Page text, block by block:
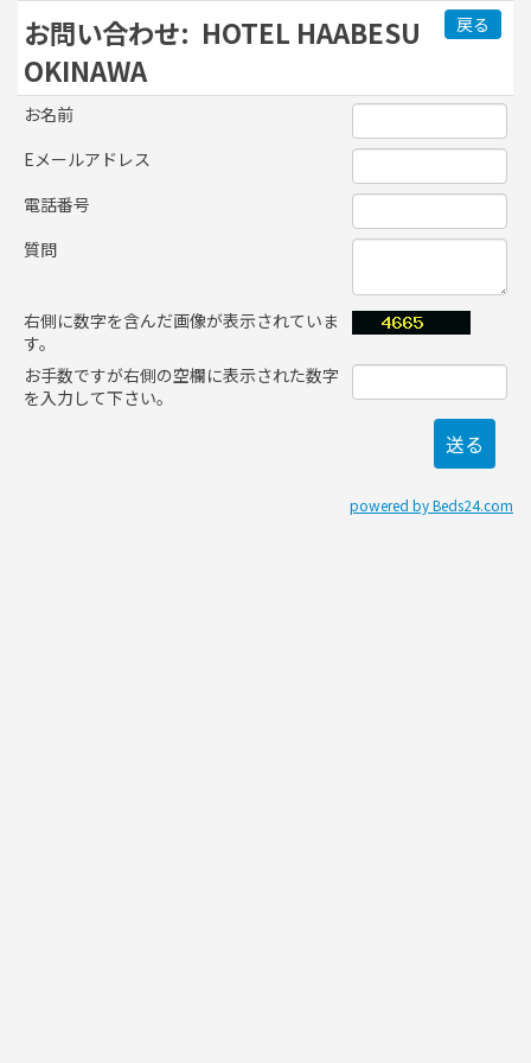
戻る
お問い合わせ: HOTEL HAABESU
OKINAWA
お名前
Eメールアドレス
電話番号
質問
右側に数字を含んだ画像が表示されていま
す。
お手数ですが右側の空欄に表示された数字
を入力して下さい。
powered by Beds24.com